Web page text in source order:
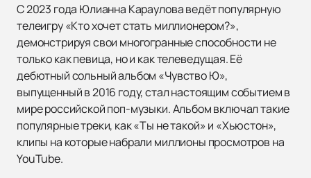
С 2023 года Юлианна Караулова ведёт популярную
телеигру «Кто хочет стать миллионером?»,
демонстрируя свои многогранные способности не
только как певица, но и как телеведущая. Её
дебютный сольный альбом «Чувство Ю»,
выпущенный в 2016 году, стал настоящим событием в
мире российской поп-музыки. Альбом включал такие
популярные треки, как «Ты не такой» и «Хьюстон»,
клипы на которые набрали миллионы просмотров на
YouTube.